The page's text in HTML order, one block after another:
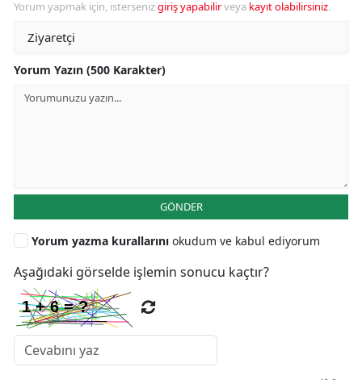
Yorum yapmak için, istersenizgiriş yapabilirveya kayıt olabilirsiniz.
Yorum Yazın (500 Karakter)
GÖNDER
Yorum yazma kurallarını okudum ve kabul ediyorum
Aşağıdaki görselde işlemin sonucu kaçtır?